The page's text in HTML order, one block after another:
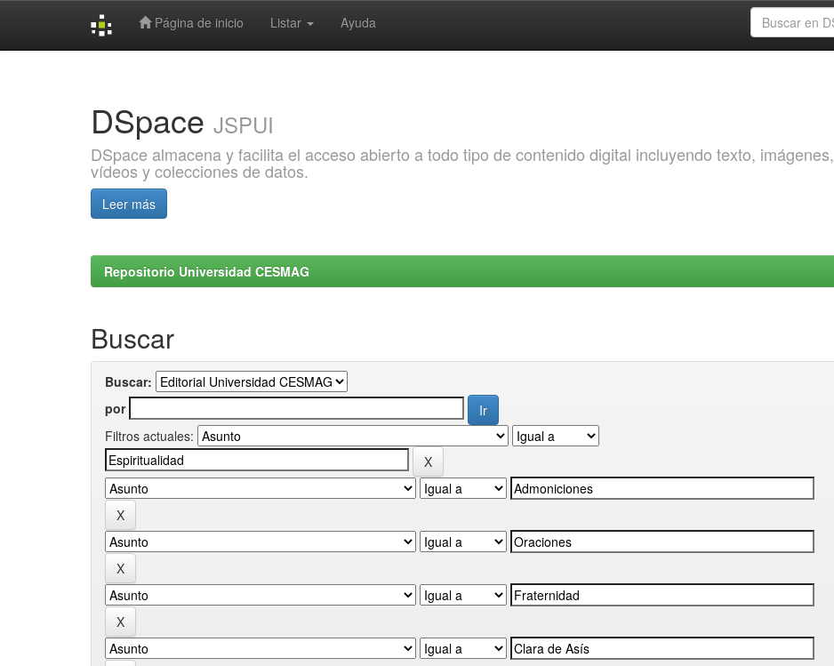
Página de inicio Listar Ayuda
DSpace JSPUI
DSpace almacena y facilita el acceso abierto a todo tipo de contenido digital incluyendo texto, imágenes,
vídeos y colecciones de datos.
Leer más
Repositorio Universidad CESMAG
Buscar
Buscar:
por
Filtros actuales: